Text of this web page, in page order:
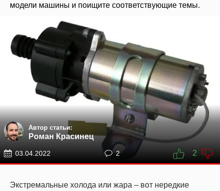
модели машины и поищите соответствующие темы.
Автор статьи:
Роман Красинец
03.04.2022 2 2
Экстремальные холода или жара – вот нередкие